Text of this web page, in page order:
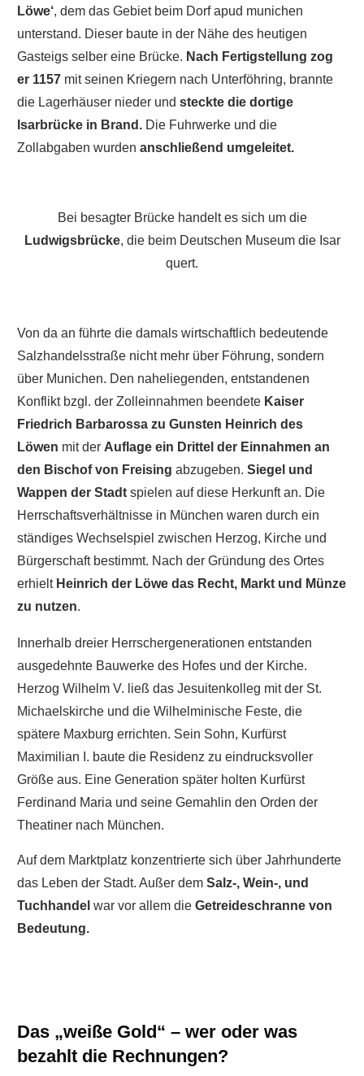
Löwe‘, dem das Gebiet beim Dorf apud munichen
unterstand. Dieser baute in der Nähe des heutigen
Gasteigs selber eine Brücke. Nach Fertigstellung zog
er 1157 mit seinen Kriegern nach Unterföhring, brannte
die Lagerhäuser nieder und steckte die dortige
Isarbrücke in Brand. Die Fuhrwerke und die
Zollabgaben wurden anschließend umgeleitet.
Bei besagter Brücke handelt es sich um die
Ludwigsbrücke, die beim Deutschen Museum die Isar
quert.
Von da an führte die damals wirtschaftlich bedeutende
Salzhandelsstraße nicht mehr über Föhrung, sondern
über Munichen. Den naheliegenden, entstandenen
Konflikt bzgl. der Zolleinnahmen beendete Kaiser
Friedrich Barbarossa zu Gunsten Heinrich des
Löwen mit der Auflage ein Drittel der Einnahmen an
den Bischof von Freising abzugeben. Siegel und
Wappen der Stadt spielen auf diese Herkunft an. Die
Herrschaftsverhältnisse in München waren durch ein
ständiges Wechselspiel zwischen Herzog, Kirche und
Bürgerschaft bestimmt. Nach der Gründung des Ortes
erhielt Heinrich der Löwe das Recht, Markt und Münze
zu nutzen.
Innerhalb dreier Herrschergenerationen entstanden
ausgedehnte Bauwerke des Hofes und der Kirche.
Herzog Wilhelm V. ließ das Jesuitenkolleg mit der St.
Michaelskirche und die Wilhelminische Feste, die
spätere Maxburg errichten. Sein Sohn, Kurfürst
Maximilian I. baute die Residenz zu eindrucksvoller
Größe aus. Eine Generation später holten Kurfürst
Ferdinand Maria und seine Gemahlin den Orden der
Theatiner nach München.
Auf dem Marktplatz konzentrierte sich über Jahrhunderte
das Leben der Stadt. Außer dem Salz-, Wein-, und
Tuchhandel war vor allem die Getreideschranne von
Bedeutung.
Das „weiße Gold“ – wer oder was
bezahlt die Rechnungen?